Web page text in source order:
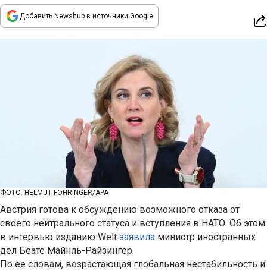
Добавить Newshub в источники Google
ФОТО: HELMUT FOHRINGER/APA
Австрия готова к обсуждению возможного отказа от
своего нейтрального статуса и вступления в НАТО. Об этом
в интервью изданию Welt заявила министр иностранных
дел Беате Майнль-Райзингер.
По ее словам, возрастающая глобальная нестабильность и